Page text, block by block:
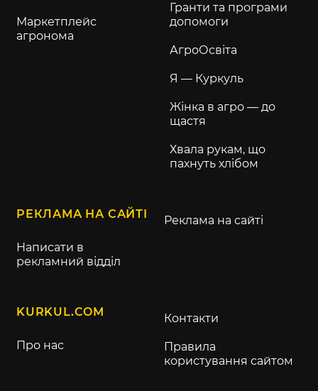
Маркетплейс
агронома
Гранти та програми
допомоги
АгроОсвіта
Я — Куркуль
Жінка в агро — до
щастя
Хвала рукам, що
пахнуть хлібом
РЕКЛАМА НА САЙТІ
Написати в
рекламний відділ
Реклама на сайті
KURKUL.COM
Про нас
Контакти
Правила
користування сайтом